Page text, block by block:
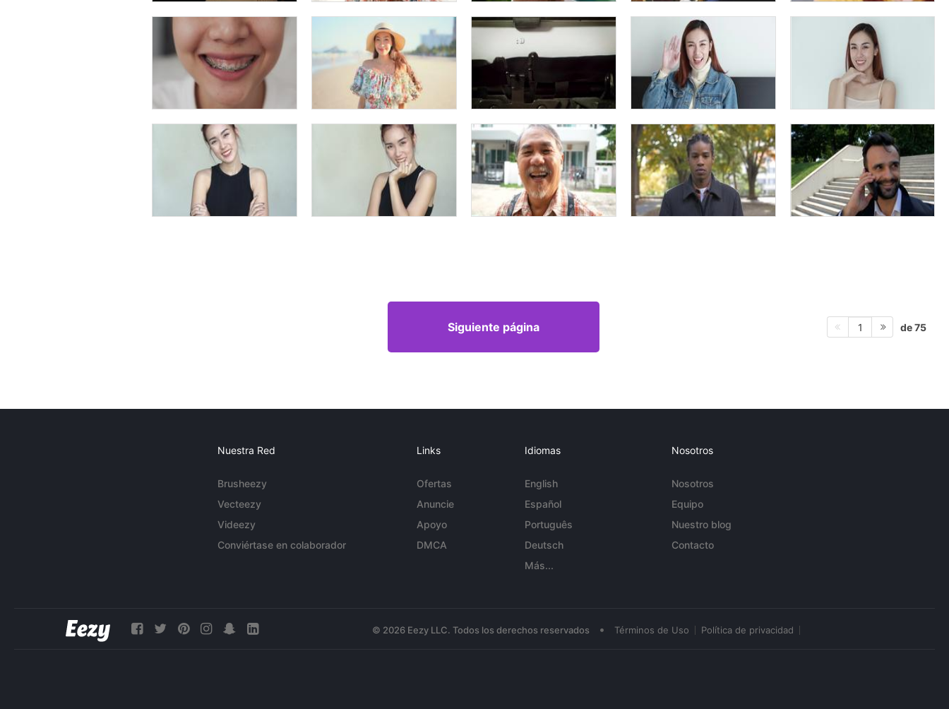
Siguiente página 1 de 75
Nuestra Red
Brusheezy
Vecteezy
Videezy
Conviértase en colaborador
Links
Ofertas
Anuncie
Apoyo
DMCA
Idiomas
English
Español
Português
Deutsch
Más...
Nosotros
Nosotros
Equipo
Nuestro blog
Contacto
© 2026 Eezy LLC. Todos los derechos reservados • Términos de Uso Política de privacidad